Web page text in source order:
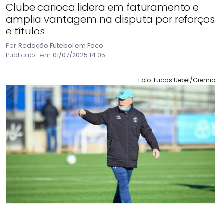
Clube carioca lidera em faturamento e
amplia vantagem na disputa por reforços
e títulos.
Por Redação Futebol em Foco
Publicado em 01/07/2025 14:05
Foto: Lucas Uebel/Gremio